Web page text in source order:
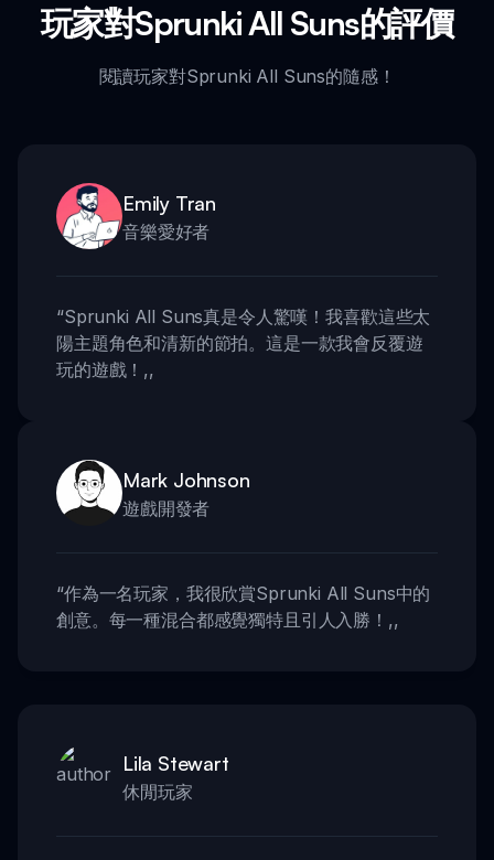
玩家對Sprunki All Suns的評價
閱讀玩家對Sprunki All Suns的隨感！
Emily Tran
音樂愛好者
“Sprunki All Suns真是令人驚嘆！我喜歡這些太
陽主題角色和清新的節拍。這是一款我會反覆遊
玩的遊戲！ ,,
Mark Johnson
遊戲開發者
“作為一名玩家，我很欣賞Sprunki All Suns中的
創意。每一種混合都感覺獨特且引人入勝！ ,,
Lila Stewart
休閒玩家